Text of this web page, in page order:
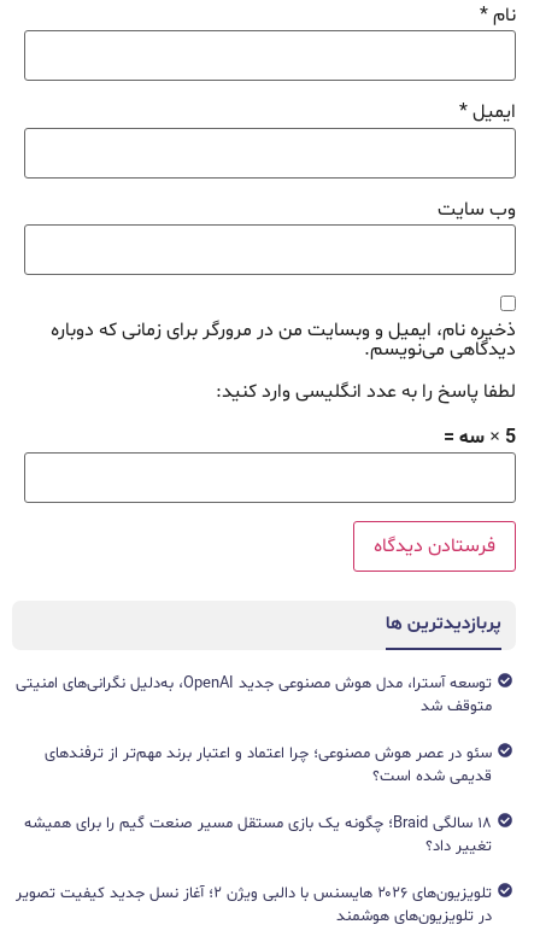
نام*
ایمیل*
وب‌ سایت
ذخیره نام، ایمیل و وبسایت من در مرورگر برای زمانی که دوباره
دیدگاهی می‌نویسم.
لطفا پاسخ را به عدد انگلیسی وارد کنید:
5 × سه =
پربازدیدترین ها
توسعه آسترا، مدل هوش مصنوعی جدید OpenAI، به‌دلیل نگرانی‌های امنیتی
متوقف شد
سئو در عصر هوش مصنوعی؛ چرا اعتماد و اعتبار برند مهم‌تر از ترفندهای
قدیمی شده است؟
۱۸ سالگی Braid؛ چگونه یک بازی مستقل مسیر صنعت گیم را برای همیشه
تغییر داد؟
تلویزیون‌های ۲۰۲۶ هایسنس با دالبی ویژن ۲؛ آغاز نسل جدید کیفیت تصویر
در تلویزیون‌های هوشمند